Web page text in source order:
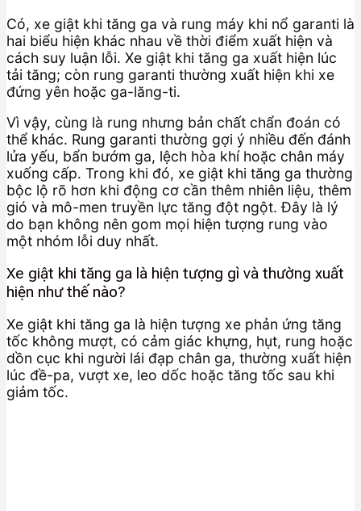
Có, xe giật khi tăng ga và rung máy khi nổ garanti là
hai biểu hiện khác nhau về thời điểm xuất hiện và
cách suy luận lỗi. Xe giật khi tăng ga xuất hiện lúc
tải tăng; còn rung garanti thường xuất hiện khi xe
đứng yên hoặc ga-lăng-ti.
Vì vậy, cùng là rung nhưng bản chất chẩn đoán có
thể khác. Rung garanti thường gợi ý nhiều đến đánh
lửa yếu, bẩn bướm ga, lệch hòa khí hoặc chân máy
xuống cấp. Trong khi đó, xe giật khi tăng ga thường
bộc lộ rõ hơn khi động cơ cần thêm nhiên liệu, thêm
gió và mô-men truyền lực tăng đột ngột. Đây là lý
do bạn không nên gom mọi hiện tượng rung vào
một nhóm lỗi duy nhất.
Xe giật khi tăng ga là hiện tượng gì và thường xuất
hiện như thế nào?
Xe giật khi tăng ga là hiện tượng xe phản ứng tăng
tốc không mượt, có cảm giác khựng, hụt, rung hoặc
dồn cục khi người lái đạp chân ga, thường xuất hiện
lúc đề-pa, vượt xe, leo dốc hoặc tăng tốc sau khi
giảm tốc.